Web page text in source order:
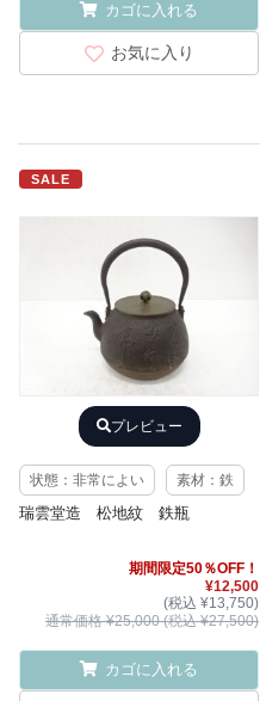
カゴに入れる
お気に入り
SALE
プレビュー
状態：非常によい 素材：鉄
瑞雲堂造 松地紋 鉄瓶
期間限定50％OFF！
¥12,500
(税込 ¥13,750)
通常価格 ¥25,000 (税込 ¥27,500)
カゴに入れる